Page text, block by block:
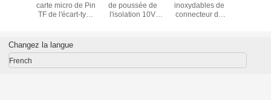
cuivre
carte micro de Pin
TF de l'écart-type
de bloc supérieur
de poussée de
l'isolation 10V
inoxydables de
connecteur de
Changez la langue
French